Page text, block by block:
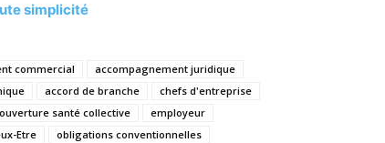
simplicité
commercial
accompagnement juridique
accord de branche
chefs d'entreprise
santé collective
employeur
Etre
obligations conventionnelles